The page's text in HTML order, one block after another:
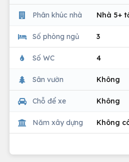
Phân khúc nhà Nhà 5+
Số phòng ngủ 3
Số WC 4
Sân vườn Không
Chỗ để xe Không
Năm xây dựng Không